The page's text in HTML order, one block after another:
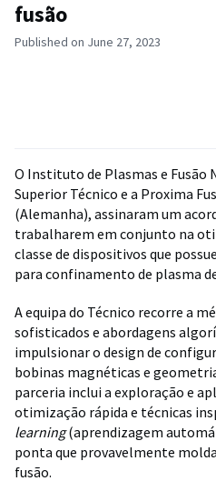
fusão
Published on June 27, 2023
O Instituto de Plasmas e Fusão
Superior Técnico e a Proxima
(Alemanha), assinaram um
trabalharem em conjunto na
classe de dispositivos que
para confinamento de plasma
A equipa do Técnico recorre a
sofisticados e abordagens
impulsionar o design de
bobinas magnéticas e
parceria inclui a exploração e
otimização rápida e técnicas
learning(aprendizagem
ponta que provavelmente
fusão.